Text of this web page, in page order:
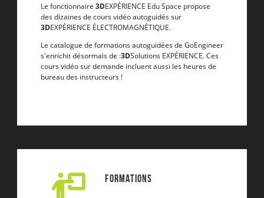
Le fonctionnaire 3DEXPÉRIENCE Edu Space propose
des dizaines de cours vidéo autoguidés sur
3DEXPÉRIENCE ÉLECTROMAGNÉTIQUE.
Le catalogue de formations autoguidées de GoEngineer
s'enrichit désormais de :3DSolutions EXPÉRIENCE. Ces
cours vidéo sur demande incluent aussi les heures de
bureau des instructeurs !
Formations